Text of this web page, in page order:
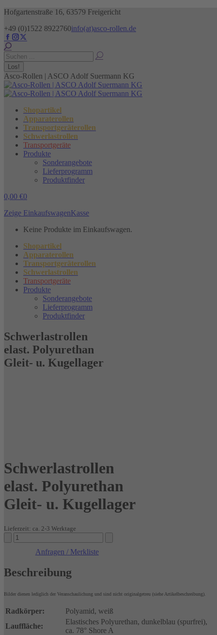
Zum
springen
Hofgartenstraße 16, 63579 Freigericht
+49 (0)1522 8922760info(at)asco-rollen.de
Facebook
page
opens
in
new
window
Instagram
opens
in
new
window
opens
in
new
window
Search:
Asco-Rollen | ASCO Adolf Suermann KG
Shopartikel
Apparaterollen
Transportgeräterollen
Schwerlastrollen
Transportgeräte
Produkte
Sonderangebote
Lieferprogramm
Produktfinder
0,00 €0
Zeige EinkaufswagenKasse
Keine Produkte im Einkaufswagen.
Shopartikel
Apparaterollen
Transportgeräterollen
Schwerlastrollen
Transportgeräte
Produkte
Sonderangebote
Lieferprogramm
Produktfinder
Schwerlastrollen
elast. Polyurethan
Gleit- u. Kugellager
Schwerlastrollen
elast. Polyurethan
Gleit- u. Kugellager
Lieferzeit: ca. 2-3 Werktage
Schwerlastrollen
elast.
Polyurethan
u.
Anfragen / Merkliste
Beschreibung
Bilder dienen lediglich der Veranschaulichung und sind nicht originalgetreu (siehe Artikelbeschreibung).
Radkörper:
Polyamid, weiß
Lauffläche:
Elastisches Polyurethan, dunkelblau (spurfrei),
ca. 78° Shore A